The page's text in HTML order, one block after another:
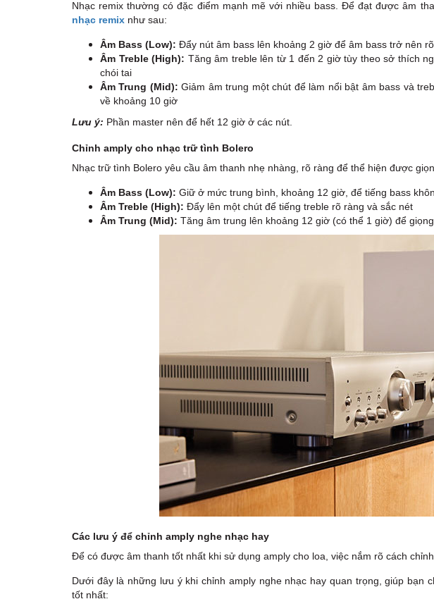
Nhạc remix thường có đặc điểm mạnh mẽ với nhiều bass. Để đạt được âm
nhạc remix như sau:
Âm Bass (Low): Đẩy nút âm bass lên khoảng 2 giờ để âm bass trở nên
Âm Treble (High): Tăng âm treble lên từ 1 đến 2 giờ tùy theo sở thích
chói tai
Âm Trung (Mid): Giảm âm trung một chút để làm nổi bật âm bass và
về khoảng 10 giờ
Lưu ý: Phần master nên để hết 12 giờ ở các nút.
Chỉnh amply cho nhạc trữ tình Bolero
Nhạc trữ tình Bolero yêu cầu âm thanh nhẹ nhàng, rõ ràng để thể hiện được
Âm Bass (Low): Giữ ở mức trung bình, khoảng 12 giờ, để tiếng bass
Âm Treble (High): Đẩy lên một chút để tiếng treble rõ ràng và sắc nét
Âm Trung (Mid): Tăng âm trung lên khoảng 12 giờ (có thể 1 giờ) để
Các lưu ý để chỉnh amply nghe nhạc hay
Để có được âm thanh tốt nhất khi sử dụng amply cho loa, việc nắm rõ cách
Dưới đây là những lưu ý khi chỉnh amply nghe nhạc hay quan trọng, giúp bạn
tốt nhất: